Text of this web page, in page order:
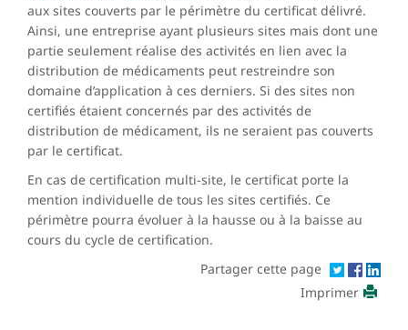
aux sites couverts par le périmètre du certificat délivré.
Ainsi, une entreprise ayant plusieurs sites mais dont une
partie seulement réalise des activités en lien avec la
distribution de médicaments peut restreindre son
domaine d’application à ces derniers. Si des sites non
certifiés étaient concernés par des activités de
distribution de médicament, ils ne seraient pas couverts
par le certificat.
En cas de certification multi-site, le certificat porte la
mention individuelle de tous les sites certifiés. Ce
périmètre pourra évoluer à la hausse ou à la baisse au
cours du cycle de certification.
Partager cette page
Imprimer